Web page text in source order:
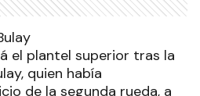
el plantel superior tras la
quien había
de la segunda rueda, a